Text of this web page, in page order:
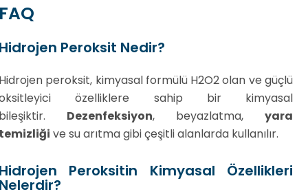
Peroksit Nedir?
peroksit, kimyasal formülü H2O2 olan ve güçlü
özelliklere sahip bir kimyasal
Dezenfeksiyon, beyazlatma, yara
ve su arıtma gibi çeşitli alanlarda kullanılır.
Peroksitin Kimyasal Özellikleri